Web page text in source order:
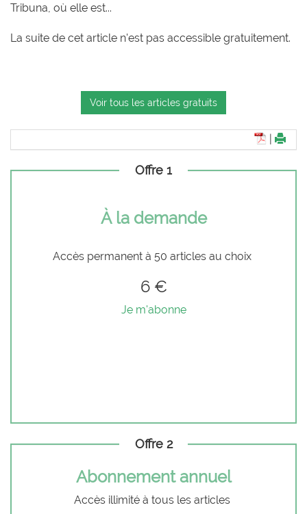
Tribuna, où elle est...
La suite de cet article n'est pas accessible gratuitement.
Voir tous les articles gratuits
Offre 1
À la demande
Accès permanent à 50 articles au choix
6 €
Je m'abonne
Offre 2
Abonnement annuel
Accès illimité à tous les articles